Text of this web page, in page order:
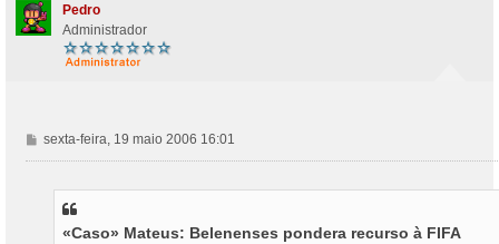
Pedro
Administrador
M
e
sexta-feira, 19 maio 2006 16:01
«Caso» Mateus: Belenenses pondera recurso à FIFA